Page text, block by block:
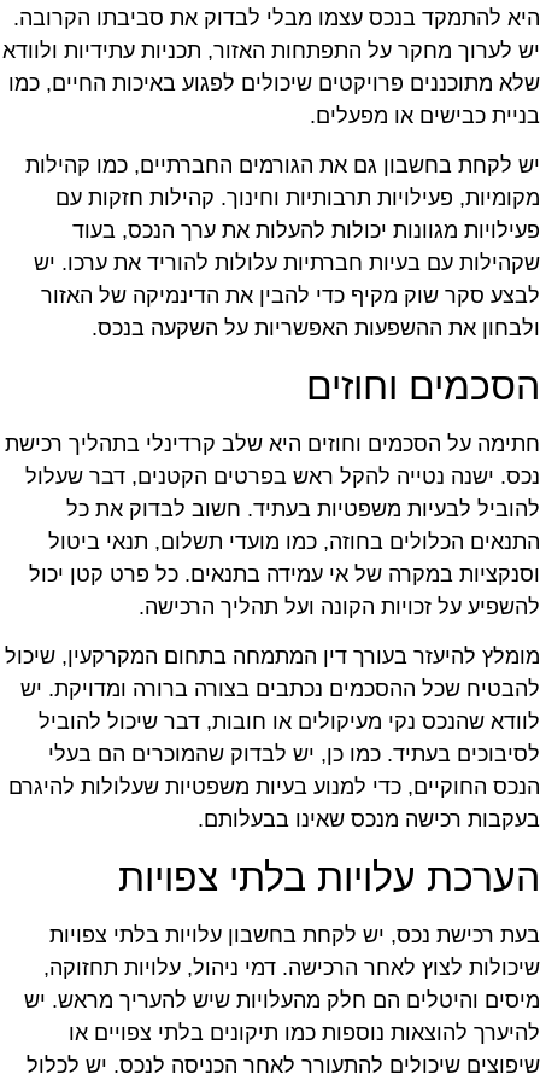
להתמקד בנכס עצמו מבלי לבדוק את סביבתו הקרובה.
לערוך מחקר על התפתחות האזור, תכניות עתידיות ולוודא
מתוכננים פרויקטים שיכולים לפגוע באיכות החיים, כמו
כבישים או מפעלים.
לקחת בחשבון גם את הגורמים החברתיים, כמו קהילות
פעילויות תרבותיות וחינוך. קהילות חזקות עם
מגוונות יכולות להעלות את ערך הנכס, בעוד
עם בעיות חברתיות עלולות להוריד את ערכו. יש
סקר שוק מקיף כדי להבין את הדינמיקה של האזור
את ההשפעות האפשריות על השקעה בנכס.
וחוזים
על הסכמים וחוזים היא שלב קרדינלי בתהליך רכישת
ישנה נטייה להקל ראש בפרטים הקטנים, דבר שעלול
לבעיות משפטיות בעתיד. חשוב לבדוק את כל
הכלולים בחוזה, כמו מועדי תשלום, תנאי ביטול
במקרה של אי עמידה בתנאים. כל פרט קטן יכול
על זכויות הקונה ועל תהליך הרכישה.
להיעזר בעורך דין המתמחה בתחום המקרקעין, שיכול
שכל ההסכמים נכתבים בצורה ברורה ומדויקת. יש
שהנכס נקי מעיקולים או חובות, דבר שיכול להוביל
בעתיד. כמו כן, יש לבדוק שהמוכרים הם בעלי
החוקיים, כדי למנוע בעיות משפטיות שעלולות להיגרם
רכישה מנכס שאינו בבעלותם.
עלויות בלתי צפויות
רכישת נכס, יש לקחת בחשבון עלויות בלתי צפויות
לצוץ לאחר הרכישה. דמי ניהול, עלויות תחזוקה,
והיטלים הם חלק מהעלויות שיש להעריך מראש. יש
להוצאות נוספות כמו תיקונים בלתי צפויים או
שיכולים להתעורר לאחר הכניסה לנכס. יש לכלול